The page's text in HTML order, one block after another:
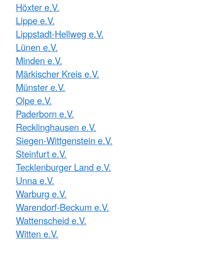
Höxter e.V.
Lippe e.V.
Lippstadt-Hellweg e.V.
Lünen e.V.
Minden e.V.
Märkischer Kreis e.V.
Münster e.V.
Olpe e.V.
Paderborn e.V.
Recklinghausen e.V.
Siegen-Wittgenstein e.V.
Steinfurt e.V.
Tecklenburger Land e.V.
Unna e.V.
Warburg e.V.
Warendorf-Beckum e.V.
Wattenscheid e.V.
Witten e.V.